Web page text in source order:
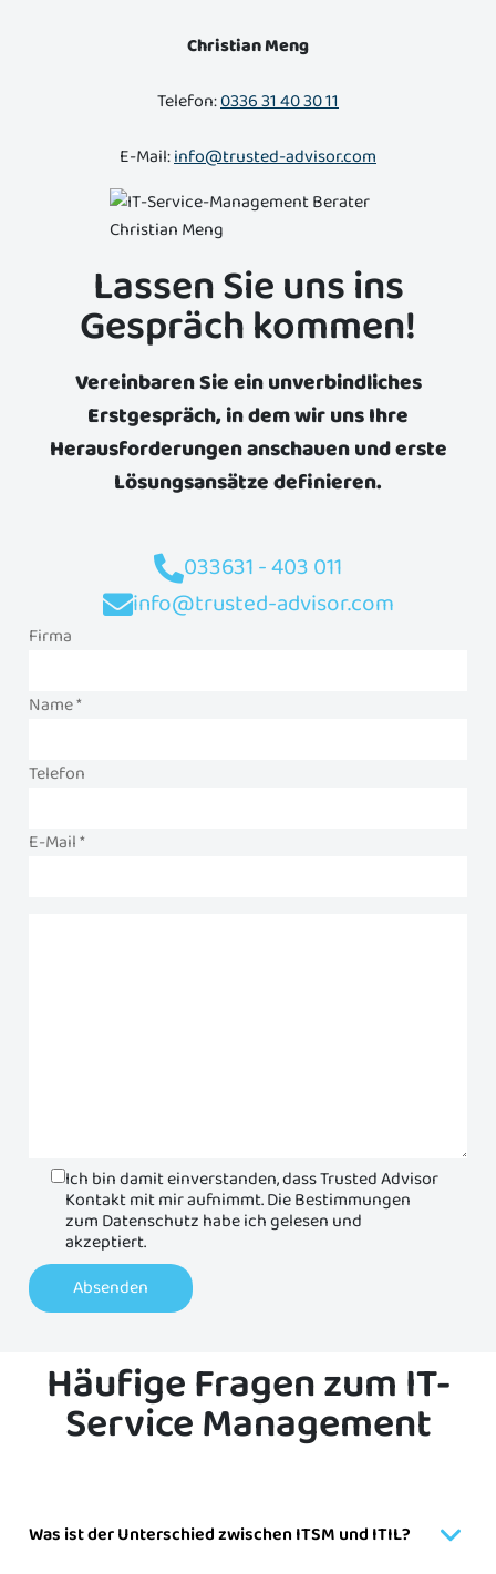
Christian Meng
Telefon:0336 31 40 30 11
E-Mail:info@trusted-advisor.com
Lassen Sie uns ins
Gespräch kommen!
Vereinbaren Sie ein unverbindliches
Erstgespräch, in dem wir uns Ihre
Herausforderungen anschauen und erste
Lösungsansätze definieren.
033631 - 403 011
info@trusted-advisor.com
Firma
Name *
Telefon
E-Mail *
Ich bin damit einverstanden, dass Trusted Advisor
Kontakt mit mir aufnimmt. Die Bestimmungen
zum Datenschutz habe ich gelesen und
akzeptiert.
Absenden
Häufige Fragen zum IT-
Service Management
Was ist der Unterschied zwischen ITSM und ITIL?